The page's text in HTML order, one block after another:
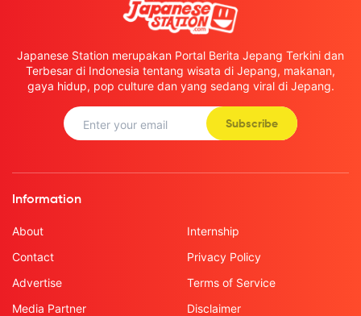
Japanese Station merupakan Portal Berita Jepang Terkini dan
Terbesar di Indonesia tentang wisata di Jepang, makanan,
gaya hidup, pop culture dan yang sedang viral di Jepang.
Subscribe
Information
About
Contact
Advertise
Media Partner
Internship
Privacy Policy
Terms of Service
Disclaimer